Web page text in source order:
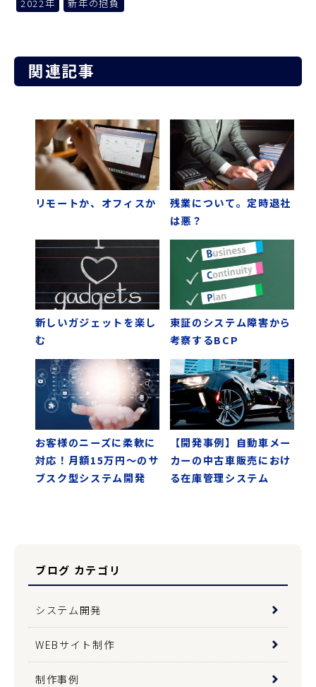
2022年 新年の抱負
関連記事
リモートか、オフィスか
残業について。定時退社
は悪？
新しいガジェットを楽し
む
東証のシステム障害から
考察するBCP
お客様のニーズに柔軟に
対応！月額15万円～のサ
ブスク型システム開発
【開発事例】自動車メー
カーの中古車販売におけ
る在庫管理システム
ブログ カテゴリ
システム開発
WEBサイト制作
制作事例